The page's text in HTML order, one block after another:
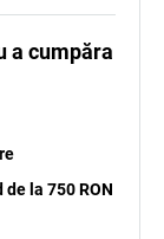
a cumpăra
la 750 RON